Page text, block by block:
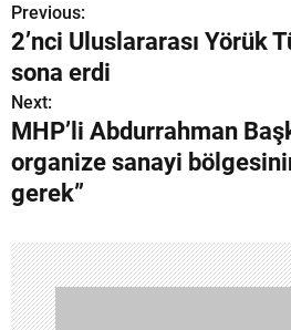
Y
a
z
ı
g
z
i
Previous:
2’nci Uluslararası Yörük
sona erdi
Next:
MHP’li Abdurrahman
organize sanayi
gerek”